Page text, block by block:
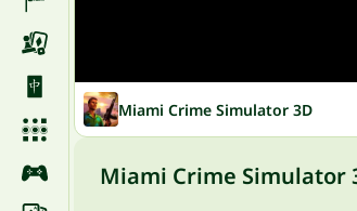
Miami Crime Simulator 3D
Miami Crime Simulator